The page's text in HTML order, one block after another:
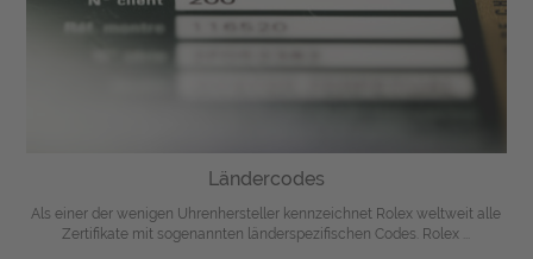
Ländercodes
Als einer der wenigen Uhrenhersteller kennzeichnet Rolex weltweit alle
Zertifikate mit sogenannten länderspezifischen Codes. Rolex ...